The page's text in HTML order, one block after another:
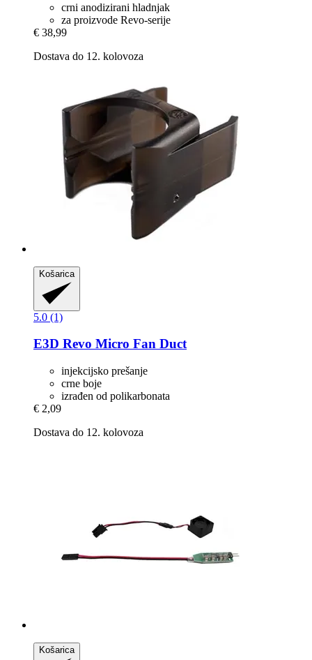
crni anodizirani hladnjak
za proizvode Revo-serije
€ 38,99
Dostava do 12. kolovoza
Košarica
5.0 (1)
E3D Revo Micro Fan Duct
injekcijsko prešanje
crne boje
izrađen od polikarbonata
€ 2,09
Dostava do 12. kolovoza
Košarica